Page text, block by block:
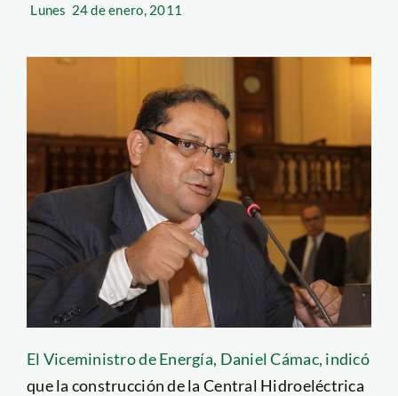
Lunes 24 de enero, 2011
El Viceministro de Energía, Daniel Cámac, indicó
que la construcción de la Central Hidroeléctrica